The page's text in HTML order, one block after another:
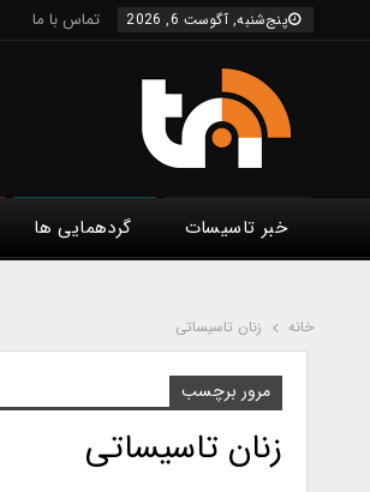
پنج‌شنبه, آگوست 6, 2026 تماس با ما
خبر تاسیسات گردهمایی ها
خانه زنان تاسیساتی
مرور برچسب
زنان تاسیساتی